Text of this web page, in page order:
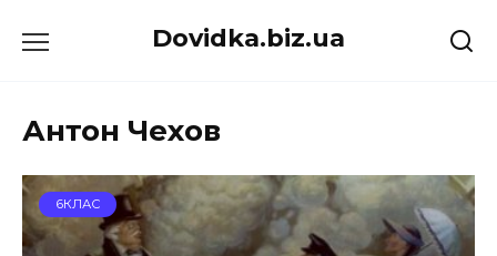
до
Dovidka.biz.ua
Антон Чехов
6КЛАС